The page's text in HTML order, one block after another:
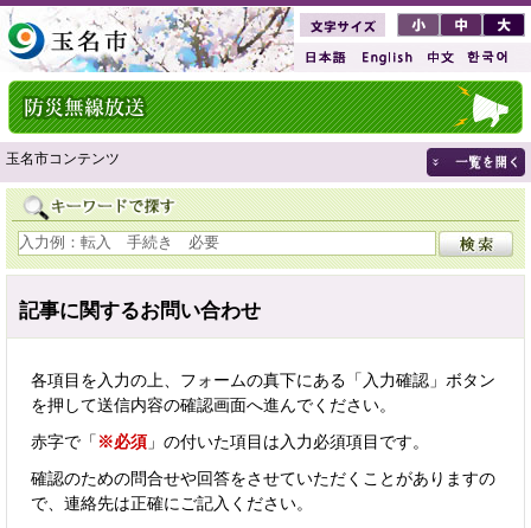
玉名市コンテンツ
記事に関するお問い合わせ
各項目を入力の上、フォームの真下にある「入力確認」ボタン
を押して送信内容の確認画面へ進んでください。
赤字で「 ※必須 」の付いた項目は入力必須項目です。
確認のための問合せや回答をさせていただくことがありますの
で、連絡先は正確にご記入ください。